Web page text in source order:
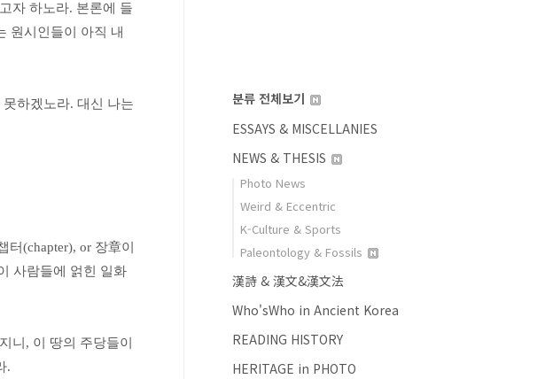
자 하노라. 본론에 들
원시인들이 아직 내
하겠노라. 대신 나는
(chapter), or 장章이
사람들에 얽힌 일화
니, 이 땅의 주당들이
.
분류 전체보기
ESSAYS & MISCELLANIES
NEWS & THESIS
Photo News
Weird & Eccentric
K-Culture & Sports
Paleontology & Fossils
漢詩 & 漢文&漢文法
Who'sWho in Ancient Korea
READING HISTORY
HERITAGE in PHOTO